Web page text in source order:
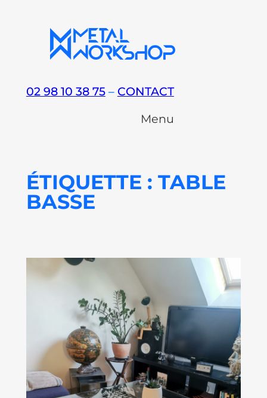
contenu
02 98 10 38 75– CONTACT
Menu
ÉTIQUETTE : TABLE
BASSE